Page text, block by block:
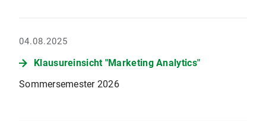
04.08.2025
Klausureinsicht "Marketing Analytics"
Sommersemester 2026